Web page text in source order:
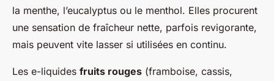
la menthe, l’eucalyptus ou le menthol. Elles procurent
une sensation de fraîcheur nette, parfois revigorante,
mais peuvent vite lasser si utilisées en continu.
Les e-liquides fruits rouges (framboise, cassis,